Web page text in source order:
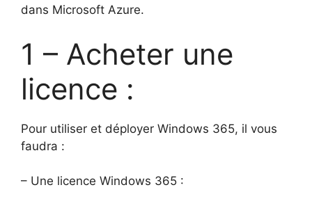
dans Microsoft Azure.
1 – Acheter une
licence :
Pour utiliser et déployer Windows 365, il vous
faudra :
– Une licence Windows 365 :